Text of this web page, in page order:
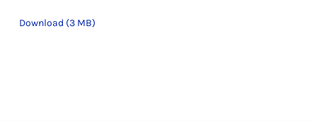
Download (3 MB)